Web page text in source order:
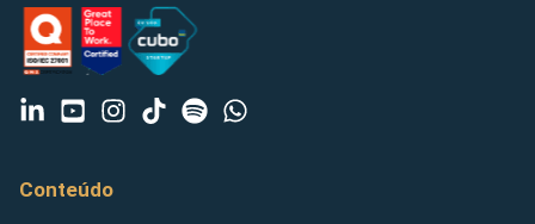
Conteúdo